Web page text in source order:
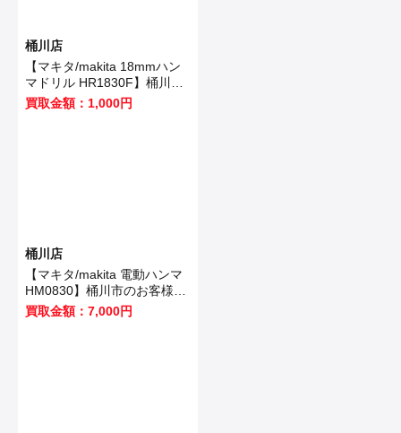
桶川店
【マキタ/makita 18mmハン
マドリル HR1830F】桶川市
のお客様から買取いたしまし
買取金額：1,000円
桶川店
【マキタ/makita 電動ハンマ
HM0830】桶川市のお客様か
ら買取いたしました！
買取金額：7,000円